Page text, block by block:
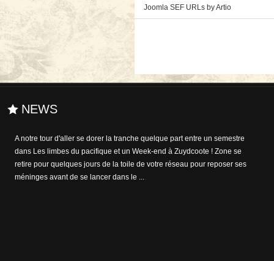
Joomla SEF URLs by Artio
NEWS
Si des essais dans le domaine de l'édition interactive ont déjà été
tentées de l'autre côté de l'Atlantique, elles sont moins courantes dans
l'Hexagone. Alexandre Jardin franchit le pas en annonçant que, du 27
octobre prochain jusqu'en mai 2...